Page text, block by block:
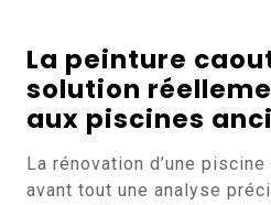
La peinture
solution
aux piscines
La rénovation d’une
avant tout une analyse